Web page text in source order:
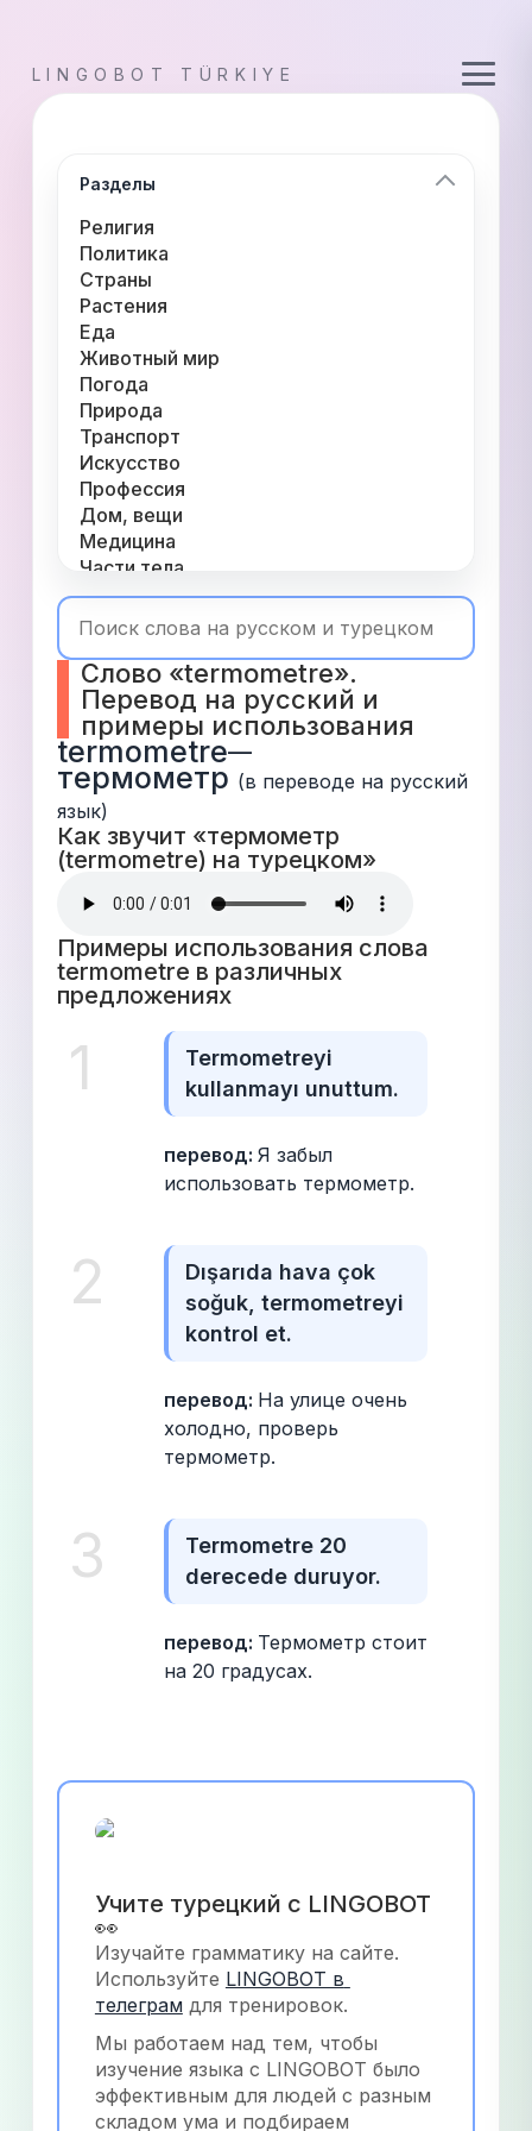
LINGOBOT TÜRKIYE
Разделы
Религия
Политика
Страны
Растения
Еда
Животный мир
Погода
Природа
Транспорт
Искусство
Профессия
Дом, вещи
Медицина
Части тела
Одежда
Время
Числа
Глаголы
Служебные
Существительные
Прилагательные
Слово «termometre».
Перевод на русский и
примеры использования
termometre—
термометр (в переводе на русский
язык)
Как звучит «термометр
(termometre) на турецком»
Примеры использования слова
termometre в различных
предложениях
1
Termometreyi
kullanmayı unuttum.
перевод: Я забыл
использовать термометр.
2
Dışarıda hava çok
soğuk, termometreyi
kontrol et.
перевод: На улице очень
холодно, проверь
термометр.
3
Termometre 20
derecede duruyor.
перевод: Термометр стоит
на 20 градусах.
Учите турецкий с LINGOBOT
👀
Изучайте грамматику на сайте.
Используйте LINGOBOT в
телеграм для тренировок.
Мы работаем над тем, чтобы
изучение языка с LINGOBOT было
эффективным для людей с разным
складом ума и подбираем